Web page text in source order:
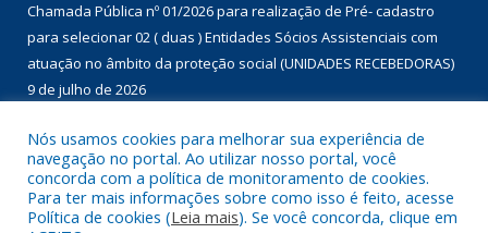
Chamada Pública nº 01/2026 para realização de Pré- cadastro
para selecionar 02 ( duas ) Entidades Sócios Assistenciais com
atuação no âmbito da proteção social (UNIDADES RECEBEDORAS)
9 de julho de 2026
Chamada Pública nº 01/2026 para aquisição de gêneros
alimentícios da agricultura familiar, com dispensa de licitação, no
âmbito do Programa de Aquisição de Alimentos – modalidade
compra com doação simultânea – para doação às instituições
Nós usamos cookies para melhorar sua experiência de
navegação no portal. Ao utilizar nosso portal, você
concorda com a política de monitoramento de cookies.
Para ter mais informações sobre como isso é feito, acesse
Política de cookies (Leia mais). Se você concorda, clique em